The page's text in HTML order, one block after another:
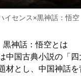
イセンス×黒神話：悟空
神話：悟空とは
中国古典小説の「
材とし、中国神話